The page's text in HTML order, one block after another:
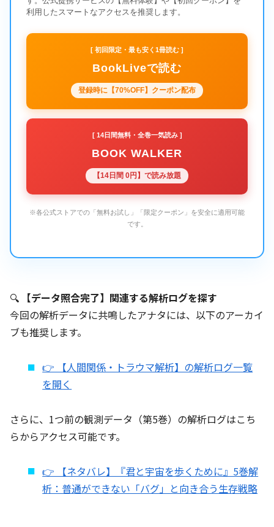
利用したスマートなアクセスを推奨します。
[ 初回限定・最も安く1冊読む ]
BookLiveで読む
登録時に【70%OFF】クーポン配布
[ 14日間無料・全巻一気読み ]
BOOK WALKER
【14日間 0円】で読み放題
※各公式ストアでの「無料お試し」「限定クーポン」を安全に適用可能
です。
🔍 【データ照合完了】関連する解析ログを探す
今回の解析データに共鳴したアナタには、以下のアーカイ
ブも推奨します。
👉 【人間関係・トラウマ解析】の解析ログ一覧
を開く
さらに、1つ前の観測データ（第5巻）の解析ログはこち
らからアクセス可能です。
👉 【ネタバレ】『君と宇宙を歩くために』5巻解
析：普通ができない「バグ」と向き合う生存戦略